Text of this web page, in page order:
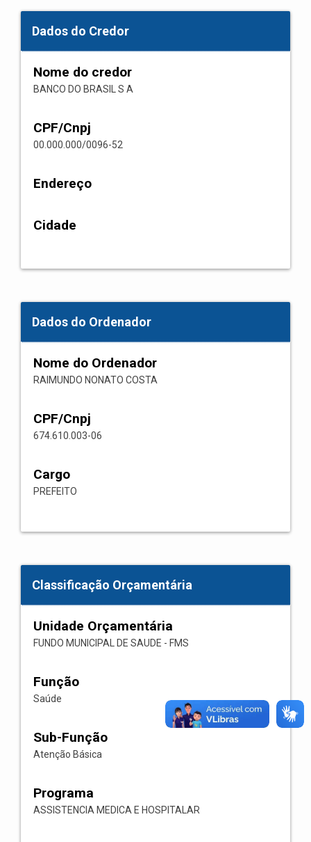
Dados do Credor
Nome do credor
BANCO DO BRASIL S A
CPF/Cnpj
00.000.000/0096-52
Endereço
Cidade
Dados do Ordenador
Nome do Ordenador
RAIMUNDO NONATO COSTA
CPF/Cnpj
674.610.003-06
Cargo
PREFEITO
Classificação Orçamentária
Unidade Orçamentária
FUNDO MUNICIPAL DE SAUDE - FMS
Função
Saúde
Sub-Função
Atenção Básica
Programa
ASSISTENCIA MEDICA E HOSPITALAR